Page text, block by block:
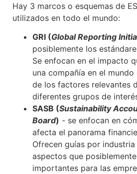
Hay 3 marcos o esquemas de
utilizados en todo el mundo:
GRI (Global Reporting
posiblemente los
Se enfocan en el impacto
una compañía en el
de los factores relevantes
diferentes grupos de
SASB (Sustainability
Board) - se enfocan en
afecta el panorama
Ofrecen guías por
aspectos que
importantes para las